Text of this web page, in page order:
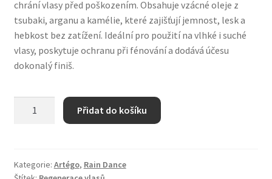
chrání vlasy před poškozením. Obsahuje vzácné oleje z
tsubaki, arganu a kamélie, které zajišťují jemnost, lesk a
hebkost bez zatížení. Ideální pro použití na vlhké i suché
vlasy, poskytuje ochranu při fénování a dodává účesu
dokonalý finiš.
RAIN
Přidat do košíku
Kategorie: Artégo, Rain Dance